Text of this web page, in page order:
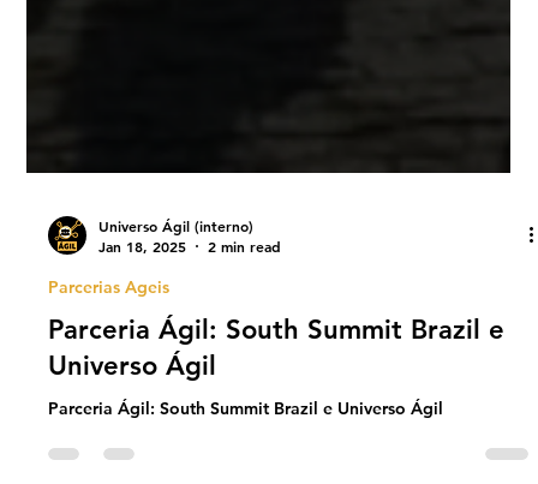
Jan 18, 2025
Parcerias Ageis
Parceria Ágil: South Summit Brazil e
Universo Ágil
Parceria Ágil: South Summit Brazil e Universo Ágil